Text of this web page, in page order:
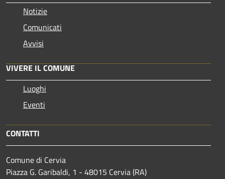
Notizie
Comunicati
Avvisi
VIVERE IL COMUNE
Luoghi
Eventi
CONTATTI
Comune di Cervia
Piazza G. Garibaldi, 1 - 48015 Cervia (RA)